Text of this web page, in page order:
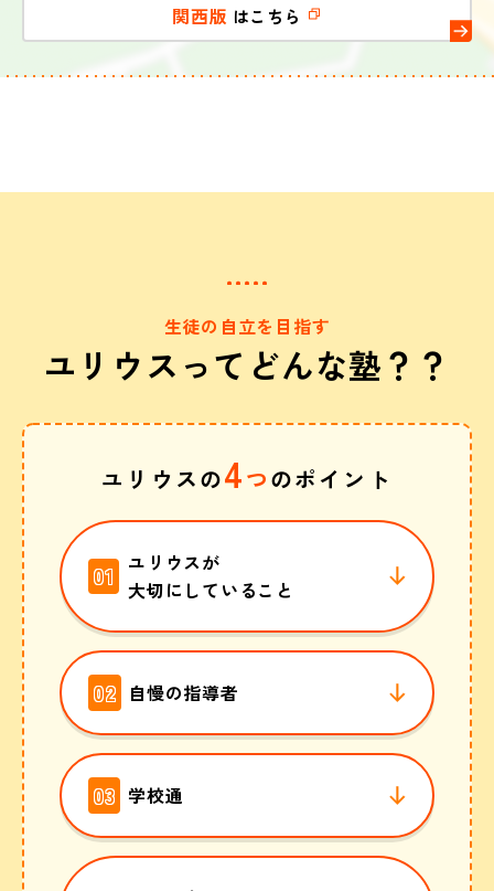
関西版 はこちら
生徒の自立を目指す
ユリウスってどんな塾？？
ユリウスの4つのポイント
01
ユリウスが
大切にしていること
02 自慢の指導者
03 学校通